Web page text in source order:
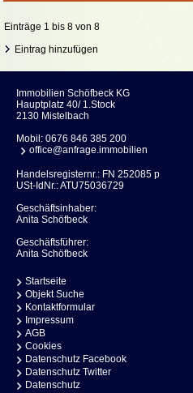
Einträge 1 bis 8 von 8
Eintrag hinzufügen
Immobilien Schöfbeck KG
Hauptplatz 40/ 1.Stock
2130 Mistelbach
Mobil: 0676 846 385 200
office@anfrage.immobilien
Handelsregisternr.: FN 252085 p
USt-IdNr.: ATU75036729
Geschäftsinhaber:
Anita Schöfbeck
Geschäftsführer:
Anita Schöfbeck
Startseite
Objekt Suche
Kontaktformular
Impressum
AGB
Cookies
Datenschutz Facebook
Datenschutz Twitter
Datenschutz